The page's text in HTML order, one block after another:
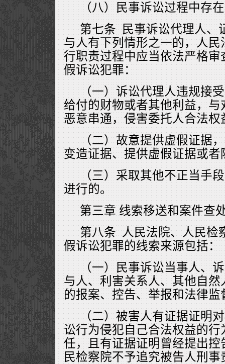
（八）民事诉讼过程中存
第七条 民事诉讼代理人、
与人有下列情形之一的，人
行职责过程中应当依法严格
假诉讼犯罪：
（一）诉讼代理人违规接
给付的财物或者其他利益，
恶意串通，侵害委托人合法权
（二）故意提供虚假证据
变造证据、提供虚假证据或
（三）采取其他不正当手
进行的。
第三章 线索移送和案件查
第八条 人民法院、人民检
假诉讼犯罪的线索来源包括：
（一）民事诉讼当事人、
与人、利害关系人、其他自
的报案、控告、举报和法律监
（二）被害人有证据证明
讼行为侵犯自己合法权益的
任，且有证据证明曾经提出
民检察院不予追究被告人刑